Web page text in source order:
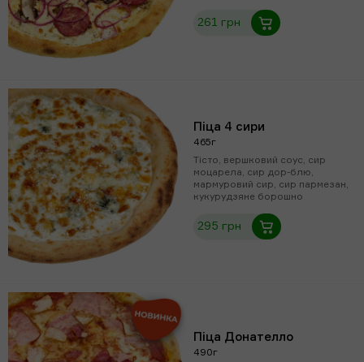
261 грн
Піца 4 сири
465г
Тісто, вершковий соус, сир
моцарела, сир дор-блю,
мармуровий сир, сир пармезан,
кукурудзяне борошно
295 грн
Піца Донателло
490г